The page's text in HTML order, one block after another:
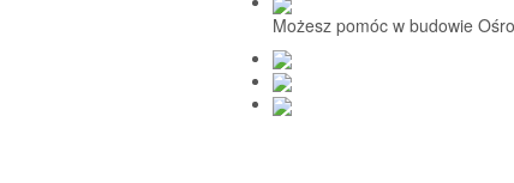
Możesz pomóc w budowie